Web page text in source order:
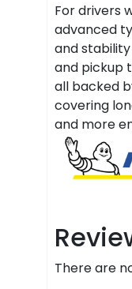
For drivers
advanced
and stability
and pickup
all backed
covering
and more
There are